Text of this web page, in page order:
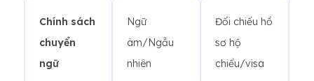
Chính sách
chuyển
ngữ
Ngữ
âm/Ngẫu
nhiên
Đối chiếu hồ
sơ hộ
chiếu/visa